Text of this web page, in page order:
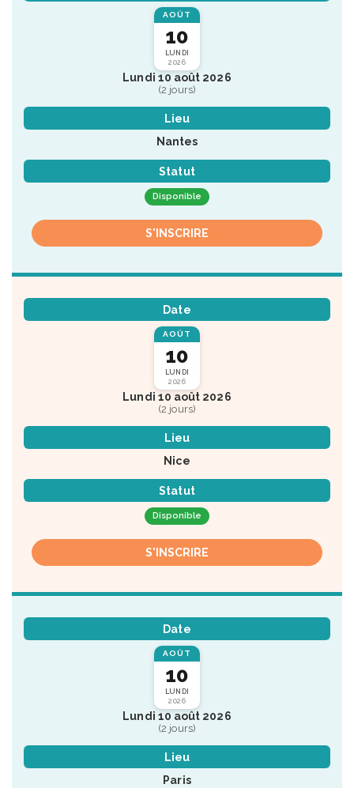
AOÛT
10
LUNDI
2026
Lundi 10 août 2026
(2 jours)
Lieu
Nantes
Statut
Disponible
S'INSCRIRE
Date
AOÛT
10
LUNDI
2026
Lundi 10 août 2026
(2 jours)
Lieu
Nice
Statut
Disponible
S'INSCRIRE
Date
AOÛT
10
LUNDI
2026
Lundi 10 août 2026
(2 jours)
Lieu
Paris